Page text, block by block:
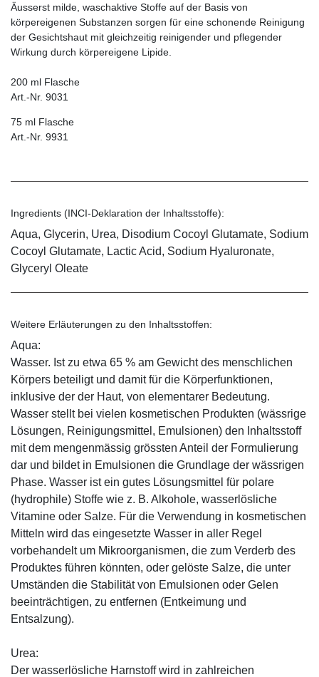
Äusserst milde, waschaktive Stoffe auf der Basis von
körpereigenen Substanzen sorgen für eine schonende Reinigung
der Gesichtshaut mit gleichzeitig reinigender und pflegender
Wirkung durch körpereigene Lipide.
200 ml Flasche
Art.-Nr. 9031
75 ml Flasche
Art.-Nr. 9931
Ingredients (INCI-Deklaration der Inhaltsstoffe):
Aqua, Glycerin, Urea, Disodium Cocoyl Glutamate, Sodium
Cocoyl Glutamate, Lactic Acid, Sodium Hyaluronate,
Glyceryl Oleate
Weitere Erläuterungen zu den Inhaltsstoffen:
Aqua:
Wasser. Ist zu etwa 65 % am Gewicht des menschlichen
Körpers beteiligt und damit für die Körperfunktionen,
inklusive der der Haut, von elementarer Bedeutung.
Wasser stellt bei vielen kosmetischen Produkten (wässrige
Lösungen, Reinigungsmittel, Emulsionen) den Inhaltsstoff
mit dem mengenmässig grössten Anteil der Formulierung
dar und bildet in Emulsionen die Grundlage der wässrigen
Phase. Wasser ist ein gutes Lösungsmittel für polare
(hydrophile) Stoffe wie z. B. Alkohole, wasserlösliche
Vitamine oder Salze. Für die Verwendung in kosmetischen
Mitteln wird das eingesetzte Wasser in aller Regel
vorbehandelt um Mikroorganismen, die zum Verderb des
Produktes führen könnten, oder gelöste Salze, die unter
Umständen die Stabilität von Emulsionen oder Gelen
beeinträchtigen, zu entfernen (Entkeimung und
Entsalzung).
Urea:
Der wasserlösliche Harnstoff wird in zahlreichen